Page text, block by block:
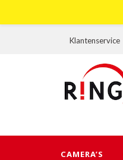
Klantenservice
CAMERA’S